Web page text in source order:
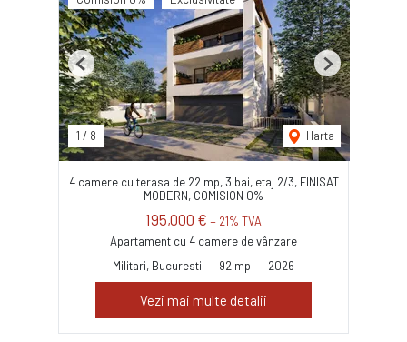
1 / 8 Harta
Previous Next
4 camere cu terasa de 22 mp, 3 bai, etaj 2/3, FINISAT
MODERN, COMISION 0%
195,000 € + 21% TVA
Apartament cu 4 camere de vânzare
Militari, Bucuresti
92 mp 2026
Vezi mai multe detalii